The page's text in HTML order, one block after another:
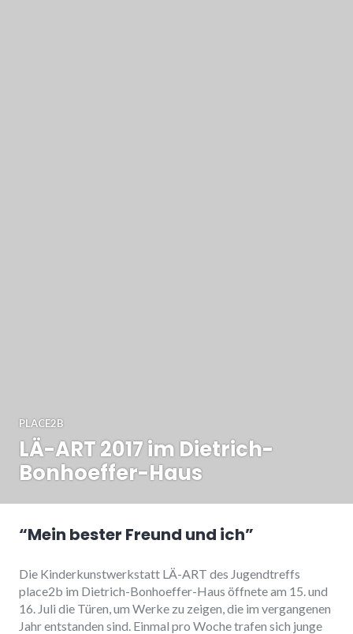
PLACE2B
LÄ-ART 2017 im Dietrich-
Bonhoeffer-Haus
“Mein bester Freund und ich”
Die Kinderkunstwerkstatt LÄ-ART des Jugendtreffs
place2b im Dietrich-Bonhoeffer-Haus öffnete am 15. und
16. Juli die Türen, um Werke zu zeigen, die im vergangenen
Jahr entstanden sind. Einmal pro Woche trafen sich junge